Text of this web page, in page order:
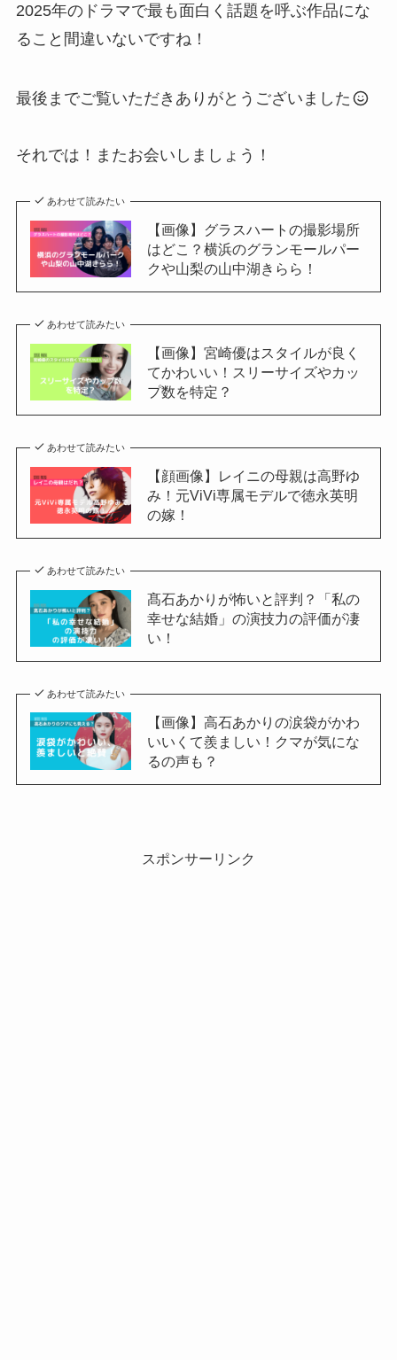
2025年のドラマで最も面白く話題を呼ぶ作品にな
ること間違いないですね！
最後までご覧いただきありがとうございました
それでは！またお会いしましょう！
あわせて読みたい
【画像】グラスハートの撮影場所
はどこ？横浜のグランモールパー
クや山梨の山中湖きらら！
あわせて読みたい
【画像】宮崎優はスタイルが良く
てかわいい！スリーサイズやカッ
プ数を特定？
あわせて読みたい
【顔画像】レイニの母親は高野ゆ
み！元ViVi専属モデルで徳永英明
の嫁！
あわせて読みたい
髙石あかりが怖いと評判？「私の
幸せな結婚」の演技力の評価が凄
い！
あわせて読みたい
【画像】高石あかりの涙袋がかわ
いいくて羨ましい！クマが気にな
るの声も？
スポンサーリンク